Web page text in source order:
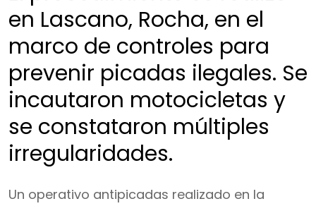
en Lascano, Rocha, en el
marco de controles para
prevenir picadas ilegales. Se
incautaron motocicletas y
se constataron múltiples
irregularidades.
Un operativo antipicadas realizado en la